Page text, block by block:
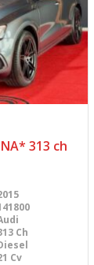
313 ch
Ch
Cv